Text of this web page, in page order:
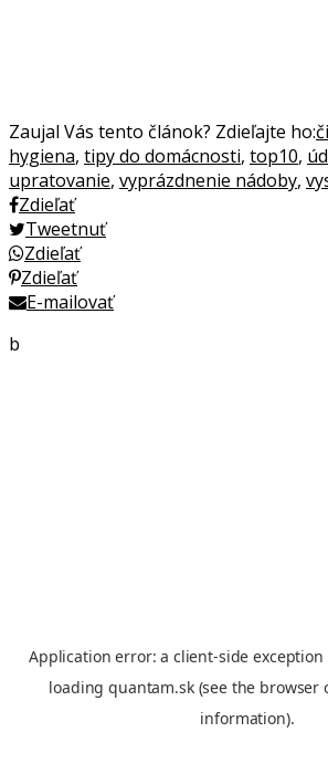
Zaujal Vás tento článok? Zdieľajte ho:
hygiena, tipy do domácnosti, top10,
upratovanie, vyprázdnenie nádoby,
Zdieľať
Tweetnuť
Zdieľať
Zdieľať
E-mailovať
b